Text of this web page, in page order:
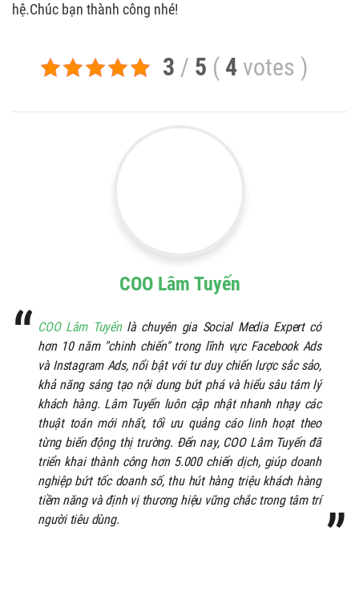
hệ.Chúc bạn thành công nhé!
3 / 5 ( 4 votes )
COO Lâm Tuyến
COO Lâm Tuyếnlà chuyên gia Social Media Expert có
hơn 10 năm "chinh chiến" trong lĩnh vực Facebook Ads
và Instagram Ads, nổi bật với tư duy chiến lược sắc sảo,
khả năng sáng tạo nội dung bứt phá và hiểu sâu tâm lý
khách hàng. Lâm Tuyến luôn cập nhật nhanh nhạy các
thuật toán mới nhất, tối ưu quảng cáo linh hoạt theo
từng biến động thị trường. Đến nay, COO Lâm Tuyến đã
triển khai thành công hơn 5.000 chiến dịch, giúp doanh
nghiệp bứt tốc doanh số, thu hút hàng triệu khách hàng
tiềm năng và định vị thương hiệu vững chắc trong tâm trí
người tiêu dùng.